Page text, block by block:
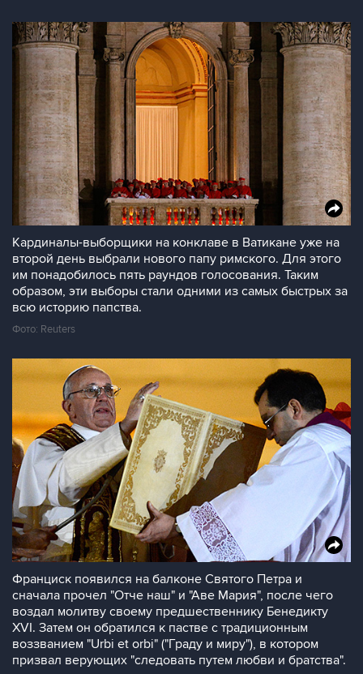
Кардиналы-выборщики на конклаве в Ватикане уже на
второй день выбрали нового папу римского. Для этого
им понадобилось пять раундов голосования. Таким
образом, эти выборы стали одними из самых быстрых за
всю историю папства.
Фото: Reuters
Франциск появился на балконе Святого Петра и
сначала прочел "Отче наш" и "Аве Мария", после чего
воздал молитву своему предшественнику Бенедикту
XVI. Затем он обратился к пастве с традиционным
воззванием "Urbi et orbi" ("Граду и миру"), в котором
призвал верующих "следовать путем любви и братства".